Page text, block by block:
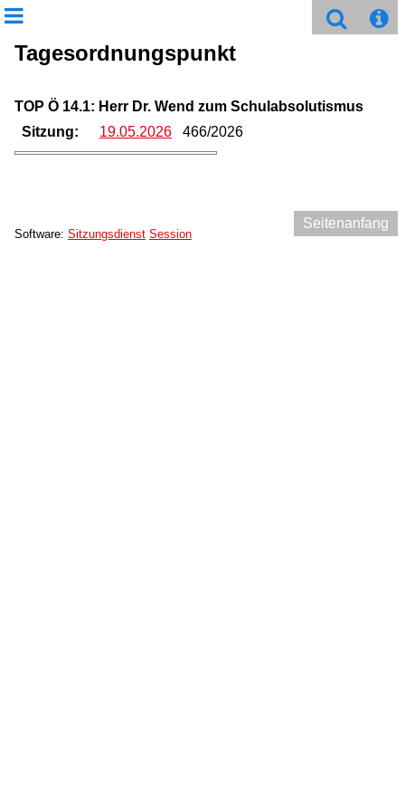
Tagesordnungspunkt
TOP Ö 14.1: Herr Dr. Wend zum Schulabsolutismus
Sitzung:
19.05.2026 466/2026
Seitenanfang
Software: Sitzungsdienst Session